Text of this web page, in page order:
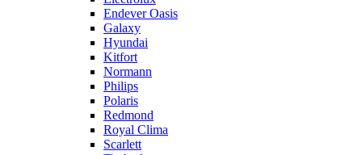
Endever Oasis
Galaxy
Hyundai
Kitfort
Normann
Philips
Polaris
Redmond
Royal Clima
Scarlett